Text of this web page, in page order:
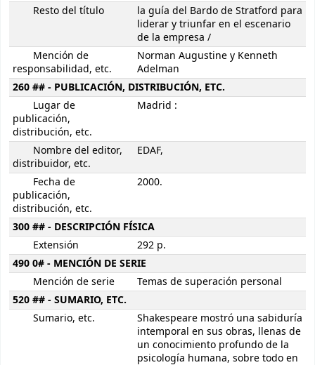
Resto del título
la guía del Bardo de Stratford para
liderar y triunfar en el escenario
de la empresa /
Mención de
responsabilidad, etc.
Norman Augustine y Kenneth
Adelman
260 ## - PUBLICACIÓN, DISTRIBUCIÓN, ETC.
Lugar de
publicación,
distribución, etc.
Madrid :
Nombre del editor,
distribuidor, etc.
EDAF,
Fecha de
publicación,
distribución, etc.
2000.
300 ## - DESCRIPCIÓN FÍSICA
Extensión
292 p.
490 0# - MENCIÓN DE SERIE
Mención de serie
Temas de superación personal
520 ## - SUMARIO, ETC.
Sumario, etc.
Shakespeare mostró una sabiduría
intemporal en sus obras, llenas de
un conocimiento profundo de la
psicología humana, sobre todo en